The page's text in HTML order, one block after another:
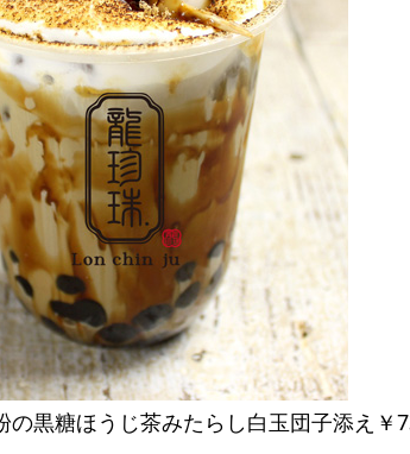
の黒糖ほうじ茶みたらし白玉団子添え￥